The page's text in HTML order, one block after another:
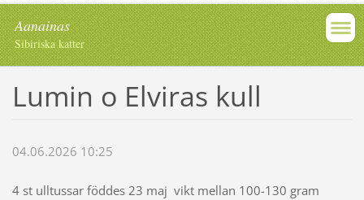
Aanainas
Sibiriska katter
Lumin o Elviras kull
04.06.2026 10:25
4 st ulltussar föddes 23 maj vikt mellan 100-130 gram